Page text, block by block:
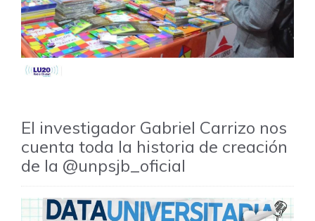
El investigador Gabriel Carrizo nos
cuenta toda la historia de creación
de la @unpsjb_oficial